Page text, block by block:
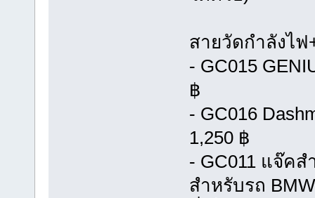
สายวัดกำลังไฟ
- GC015
฿
- GC016
1,250 ฿
- GC011 แจ๊ค
สำหรับรถ